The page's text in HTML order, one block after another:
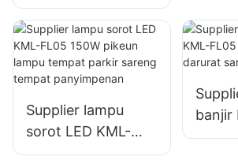
FL05 50W pikeun
fasad wangunan
luar ruangan
sareng lampu
Supplier lampu
sorot LED KML-
FL05 150W pikeun
banjir
FL05